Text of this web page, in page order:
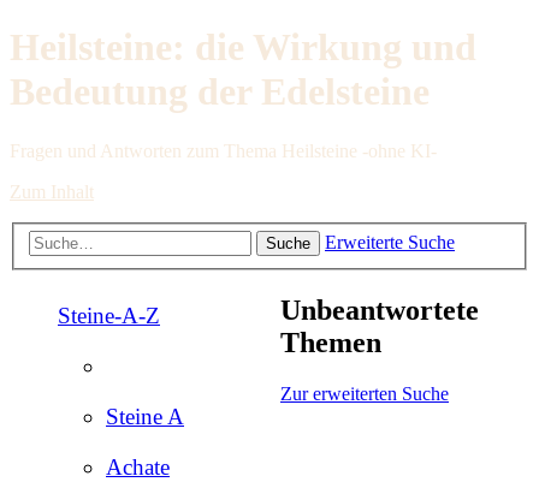
Heilsteine: die Wirkung und
Bedeutung der Edelsteine
Fragen und Antworten zum Thema Heilsteine -ohne KI-
Zum Inhalt
Suche Erweiterte Suche
Steine-A-Z
Steine A
Achate
Unbeantwortete
Themen
Zur erweiterten Suche